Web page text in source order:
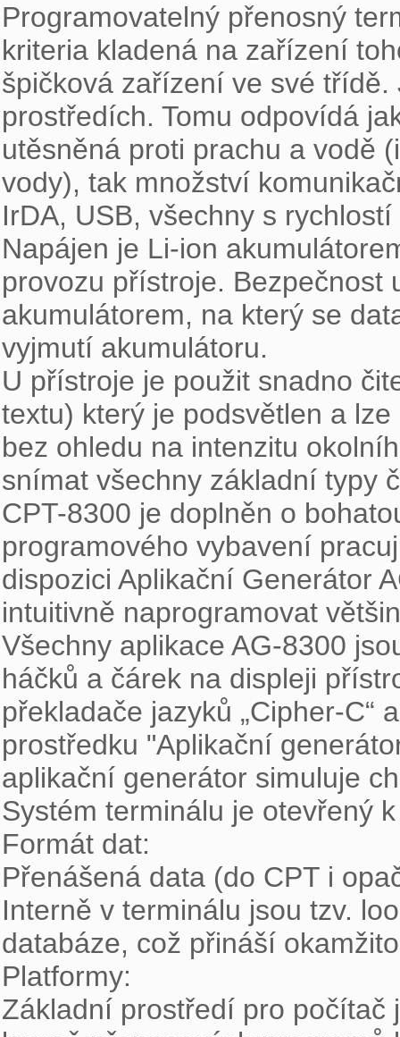
Programovatelný přenosný
kriteria kladená na zařízení
špičková zařízení ve své
prostředích. Tomu odpovídá
utěsněná proti prachu a vodě
vody), tak množství
IrDA, USB, všechny s
Napájen je Li-ion
provozu přístroje. Bezpečnost
akumulátorem, na který se
vyjmutí akumulátoru.
U přístroje je použit snadno
textu) který je podsvětlen a
bez ohledu na intenzitu
snímat všechny základní typy
CPT-8300 je doplněn o
programového vybavení
dispozici Aplikační Generátor
intuitivně naprogramovat
Všechny aplikace AG-8300
háčků a čárek na displeji
překladače jazyků „Cipher-C“
prostředku "Aplikační
aplikační generátor simuluje
Systém terminálu je otevřený
Formát dat:
Přenášená data (do CPT i
Interně v terminálu jsou tzv.
databáze, což přináší
Platformy:
Základní prostředí pro počítač